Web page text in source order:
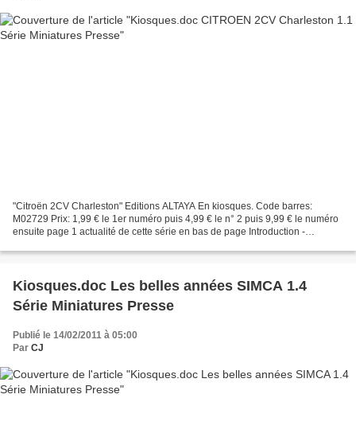
"Citroën 2CV Charleston" Editions ALTAYA En kiosques. Code barres:
M02729 Prix: 1,99 € le 1er numéro puis 4,99 € le n° 2 puis 9,99 € le numéro
ensuite page 1 actualité de cette série en bas de page Introduction -
Kiosques.doc Les belles années SIMCA 1.4
Série Miniatures Presse
Publié le 14/02/2011 à 05:00
Par CJ